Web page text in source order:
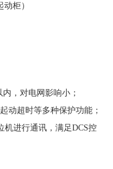
柜）
，对电网影响小；
动超时等多种保护功能；
机进行通讯，满足DCS控